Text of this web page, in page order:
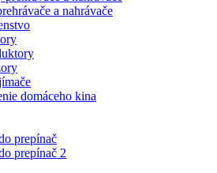
a nahrávače
domáceho kina
prepínač
prepínač 2